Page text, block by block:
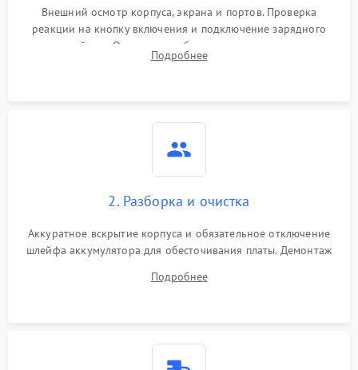
неисправности кулера
Выход из строя SSD или
HDD: медленная загрузка,
2000 ₽
Проблемы Wi‑Fi или
Внешний осмотр корпуса, экрана и портов. Проверка
реакции на кнопку включения и подключение зарядного
устройства. Оценка потребления тока с помощью
лабораторного блока питания для локализации проблемы.
Подробнее
2. Разборка и очистка
Аккуратное вскрытие корпуса и обязательное отключение
шлейфа аккумулятора для обесточивания платы. Демонтаж
высохшей термопасты с кристаллов чипов.
Подробнее